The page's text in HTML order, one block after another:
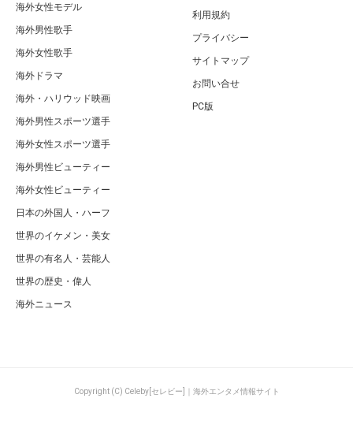
海外女性モデル
海外男性歌手
海外女性歌手
海外ドラマ
海外・ハリウッド映画
海外男性スポーツ選手
海外女性スポーツ選手
海外男性ビューティー
海外女性ビューティー
日本の外国人・ハーフ
世界のイケメン・美女
世界の有名人・芸能人
世界の歴史・偉人
海外ニュース
利用規約
プライバシー
サイトマップ
お問い合せ
PC版
Copyright (C) Celeby[セレビー]｜海外エンタメ情報サイト